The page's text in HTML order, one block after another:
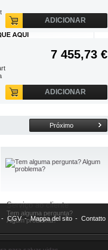
ADICIONAR
7 455,73 €
ADICIONAR
Próximo
Serviço ao cliente
Tem alguma pergunta?
Algum problema?
- CGV - Mappa del sito - Contatto